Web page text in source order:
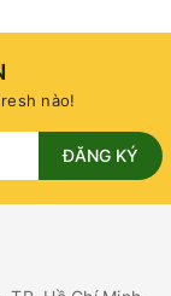
nào!
ĐĂNG KÝ